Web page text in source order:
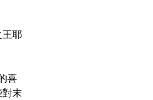
王耶
喜
末